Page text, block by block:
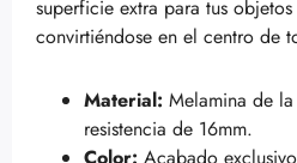
superficie extra para tus
convirtiéndose en el centro de
Material: Melamina de
resistencia de 16mm.